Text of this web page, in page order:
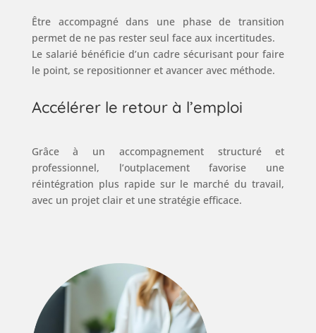
Être accompagné dans une phase de transition
permet de ne pas rester seul face aux incertitudes.
Le salarié bénéficie d’un cadre sécurisant pour faire
le point, se repositionner et avancer avec méthode.
Accélérer le retour à l’emploi
Grâce à un accompagnement structuré et
professionnel, l’outplacement favorise une
réintégration plus rapide sur le marché du travail,
avec un projet clair et une stratégie efficace.